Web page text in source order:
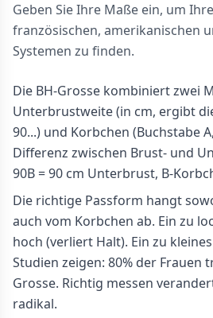
Geben Sie Ihre Maße ein, um
französischen, amerikanischen
Systemen zu finden.
Die BH-Grosse kombiniert zwei
Unterbrustweite (in cm, ergibt
90...) und Korbchen (Buchstabe
Differenz zwischen Brust- und
90B = 90 cm Unterbrust, B-
Die richtige Passform hangt
auch vom Korbchen ab. Ein zu
hoch (verliert Halt). Ein zu
Studien zeigen: 80% der Frauen
Grosse. Richtig messen
radikal.